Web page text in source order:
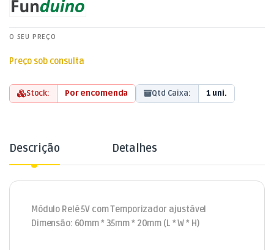
O SEU PREÇO
Preço sob consulta
Stock: Por encomenda Qtd Caixa: 1 uni.
Descrição Detalhes
Módulo Relé 5V com Temporizador ajustável
Dimensão: 60mm * 35mm * 20mm (L * W * H)